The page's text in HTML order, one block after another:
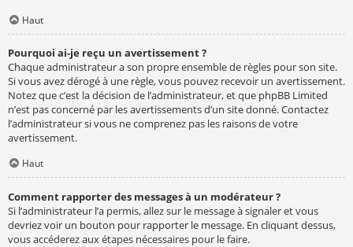
Haut
Pourquoi ai-je reçu un avertissement ?
Chaque administrateur a son propre ensemble de règles pour son site.
Si vous avez dérogé à une règle, vous pouvez recevoir un avertissement.
Notez que c’est la décision de l’administrateur, et que phpBB Limited
n’est pas concerné par les avertissements d’un site donné. Contactez
l’administrateur si vous ne comprenez pas les raisons de votre
avertissement.
Haut
Comment rapporter des messages à un modérateur ?
Si l’administrateur l’a permis, allez sur le message à signaler et vous
devriez voir un bouton pour rapporter le message. En cliquant dessus,
vous accéderez aux étapes nécessaires pour le faire.